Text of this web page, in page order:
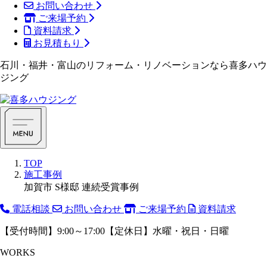
お問い合わせ
ご来場予約
資料請求
お見積もり
石川・福井・富山のリフォーム・リノベーションなら喜多ハウ
ジング
TOP
施工事例
加賀市 S様邸 連続受賞事例
電話相談 お問い合わせ ご来場予約 資料請求
【受付時間】9:00～17:00【定休日】水曜・祝日・日曜
WORKS